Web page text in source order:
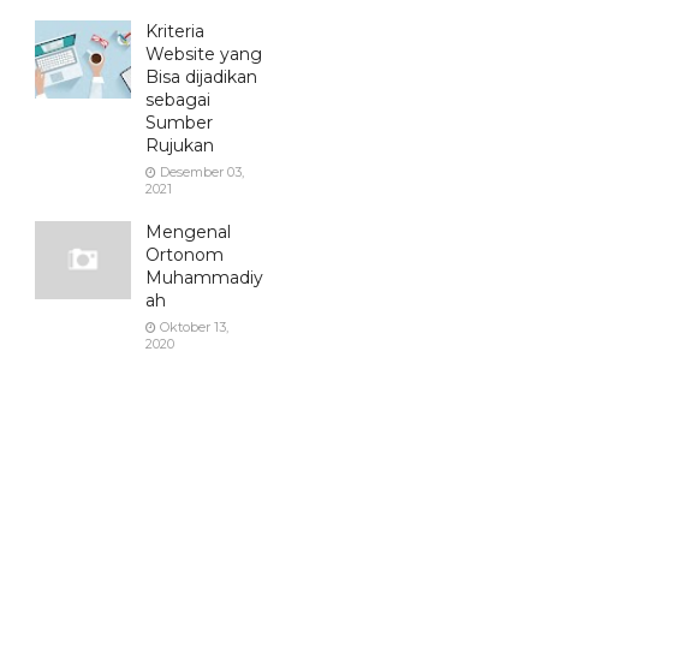
Kriteria
Website yang
Bisa dijadikan
sebagai
Sumber
Rujukan
Desember 03,
2021
Mengenal
Ortonom
Muhammadiy
ah
Oktober 13,
2020